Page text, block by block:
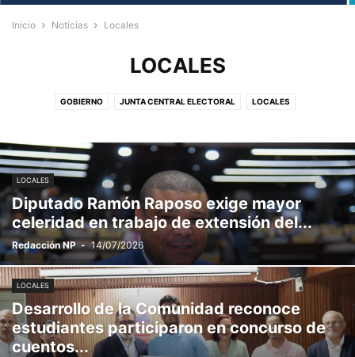
Inicio Noticias Locales
LOCALES
GOBIERNO JUNTA CENTRAL ELECTORAL LOCALES
LOCALES
Diputado Ramón Raposo exige mayor
celeridad en trabajo de extensión del...
Redacción NP - 14/07/2026
LOCALES
Desarrollo de la Comunidad reconoce
estudiantes participaron en concurso de
cuentos...